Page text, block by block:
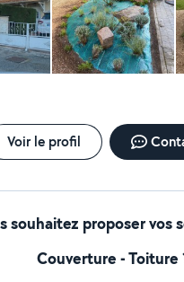
Voir le profil
souhaitez proposer vos
Couverture - Toiture